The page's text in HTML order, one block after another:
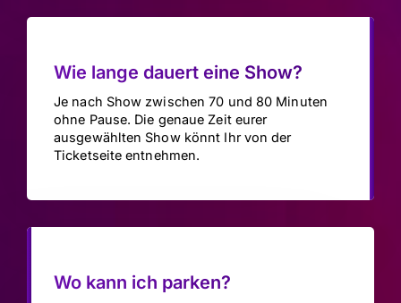
Wie lange dauert eine Show?
Je nach Show zwischen 70 und 80 Minuten
ohne Pause. Die genaue Zeit eurer
ausgewählten Show könnt Ihr von der
Ticketseite entnehmen.
Wo kann ich parken?